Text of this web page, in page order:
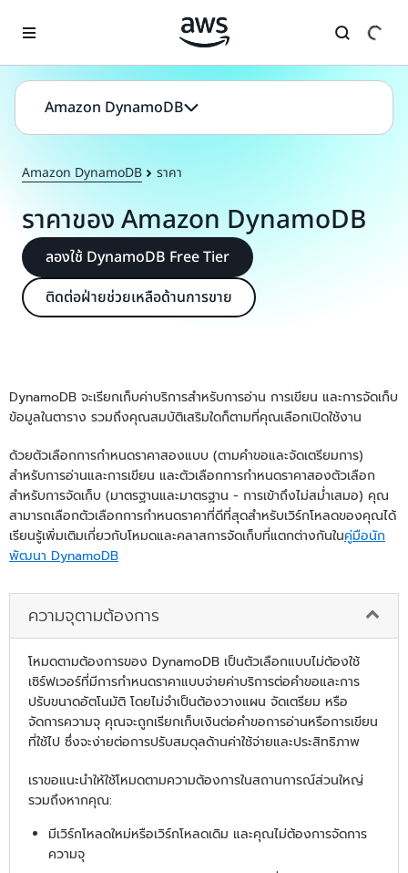
Amazon DynamoDB ราคา
ราคาของ Amazon DynamoDB
ลองใช้ DynamoDB Free Tier
ติดต่อฝ่ายช่วยเหลือด้านการขาย
Amazon DynamoDB
DynamoDB จะเรียกเก็บค่าบริการสำหรับการอ่าน การเขียน และการจัดเก็บ
ข้อมูลในตาราง รวมถึงคุณสมบัติเสริมใดก็ตามที่คุณเลือกเปิดใช้งาน
ด้วยตัวเลือกการกำหนดราคาสองแบบ (ตามคำขอและจัดเตรียมการ)
สำหรับการอ่านและการเขียน และตัวเลือกการกำหนดราคาสองตัวเลือก
สำหรับการจัดเก็บ (มาตรฐานและมาตรฐาน - การเข้าถึงไม่สม่ำเสมอ) คุณ
สามารถเลือกตัวเลือกการกำหนดราคาที่ดีที่สุดสำหรับเวิร์กโหลดของคุณได้
เรียนรู้เพิ่มเติมเกี่ยวกับโหมดและคลาสการจัดเก็บที่แตกต่างกันในคู่มือนัก
พัฒนา DynamoDB
ความจุตามต้องการ
โหมดตามต้องการของ DynamoDB เป็นตัวเลือกแบบไม่ต้องใช้
เซิร์ฟเวอร์ที่มีการกำหนดราคาแบบจ่ายค่าบริการต่อคำขอและการ
ปรับขนาดอัตโนมัติ โดยไม่จำเป็นต้องวางแผน จัดเตรียม หรือ
จัดการความจุ คุณจะถูกเรียกเก็บเงินต่อคำขอการอ่านหรือการเขียน
ที่ใช้ไป ซึ่งจะง่ายต่อการปรับสมดุลด้านค่าใช้จ่ายและประสิทธิภาพ
เราขอแนะนำให้ใช้โหมดตามความต้องการในสถานการณ์ส่วนใหญ่
รวมถึงหากคุณ:
มีเวิร์กโหลดใหม่หรือเวิร์กโหลดเดิม และคุณไม่ต้องการจัดการ
ความจุ